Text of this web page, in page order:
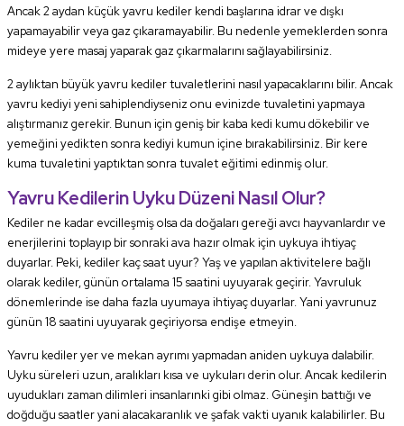
Ancak 2 aydan küçük yavru kediler kendi başlarına idrar ve dışkı
yapamayabilir veya gaz çıkaramayabilir. Bu nedenle yemeklerden sonra
mideye yere masaj yaparak gaz çıkarmalarını sağlayabilirsiniz.
2 aylıktan büyük yavru kediler tuvaletlerini nasıl yapacaklarını bilir. Ancak
yavru kediyi yeni sahiplendiyseniz onu evinizde tuvaletini yapmaya
alıştırmanız gerekir. Bunun için geniş bir kaba kedi kumu dökebilir ve
yemeğini yedikten sonra kediyi kumun içine bırakabilirsiniz. Bir kere
kuma tuvaletini yaptıktan sonra tuvalet eğitimi edinmiş olur.
Yavru Kedilerin Uyku Düzeni Nasıl Olur?
Kediler ne kadar evcilleşmiş olsa da doğaları gereği avcı hayvanlardır ve
enerjilerini toplayıp bir sonraki ava hazır olmak için uykuya ihtiyaç
duyarlar. Peki, kediler kaç saat uyur? Yaş ve yapılan aktivitelere bağlı
olarak kediler, günün ortalama 15 saatini uyuyarak geçirir. Yavruluk
dönemlerinde ise daha fazla uyumaya ihtiyaç duyarlar. Yani yavrunuz
günün 18 saatini uyuyarak geçiriyorsa endişe etmeyin.
Yavru kediler yer ve mekan ayrımı yapmadan aniden uykuya dalabilir.
Uyku süreleri uzun, aralıkları kısa ve uykuları derin olur. Ancak kedilerin
uyudukları zaman dilimleri insanlarınki gibi olmaz. Güneşin battığı ve
doğduğu saatler yani alacakaranlık ve şafak vakti uyanık kalabilirler. Bu